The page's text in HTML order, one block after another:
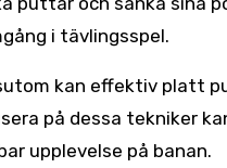
i tävlingsspel.
kan effektiv platt
på dessa tekniker
upplevelse på banan.